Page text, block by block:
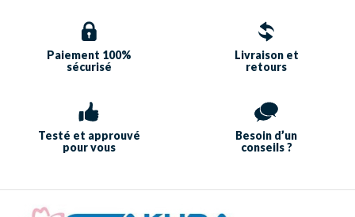
Paiement 100%
sécurisé
Livraison et
retours
Testé et approuvé
pour vous
Besoin d’un
conseils ?